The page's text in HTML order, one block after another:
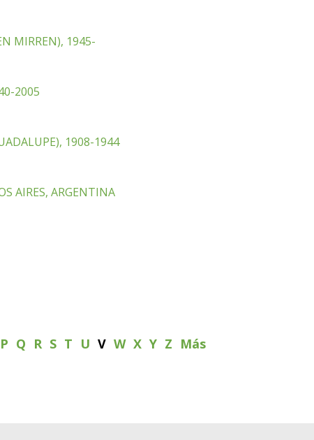
MIRREN), 1945-
2005
1908-1944
AIRES, ARGENTINA
P Q R S T U V W X Y Z Más